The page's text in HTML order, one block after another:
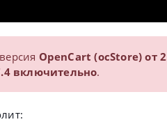
OpenCart (ocStore) от
включительно.